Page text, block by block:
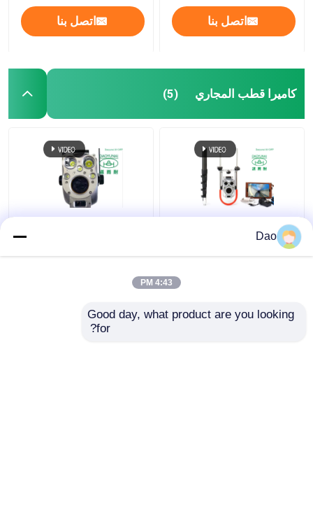
اتصل بنا اتصل بنا
كاميرا قطب المجاري (5)
كاميرا فحص العمود
التلسكوبي لنظام فحص
الصرف مياه العواصف
Dao
4:43 PM
Good day, what product are you looking
for?